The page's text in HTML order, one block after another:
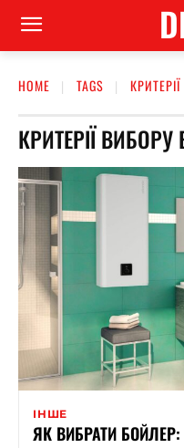
HOME TAGS
КРИТЕРІЇ
ІНШЕ
ЯК ВИБРАТИ БОЙЛЕР: